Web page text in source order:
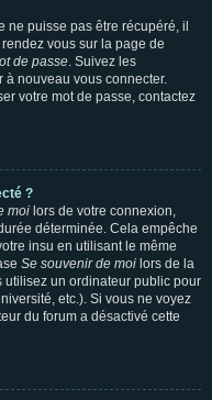
ne puisse pas être récupéré, il
vous sur la page de
de passe. Suivez les
nouveau vous connecter.
votre mot de passe, contactez
?
moi lors de votre connexion,
déterminée. Cela empêche
insu en utilisant le même
Se souvenir de moi lors de la
utilisez un ordinateur public pour
etc.). Si vous ne voyez
du forum a désactivé cette